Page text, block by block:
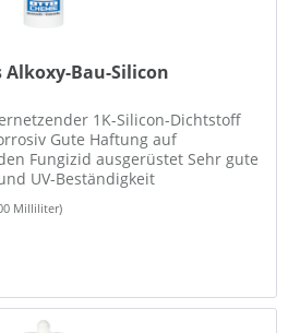
Alkoxy-Bau-Silicon
1K-Silicon-Dichtstoff
Gute Haftung auf
Fungizid ausgerüstet Sehr gute
UV-Beständigkeit
Milliliter)